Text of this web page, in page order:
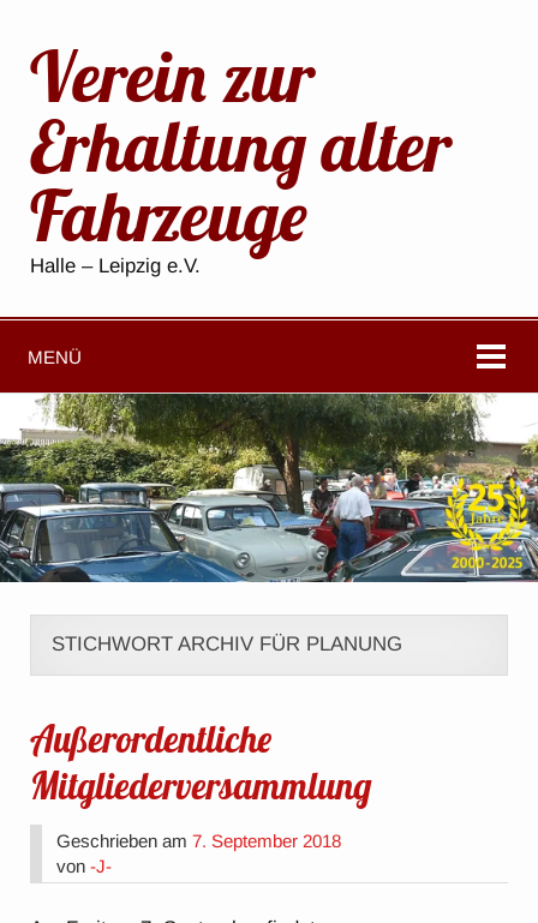
Verein zur
Erhaltung alter
Fahrzeuge
Halle – Leipzig e.V.
MENÜ
STICHWORT ARCHIV FÜR PLANUNG
Außerordentliche
Mitgliederversammlung
Geschrieben am7. September 2018
von-J-